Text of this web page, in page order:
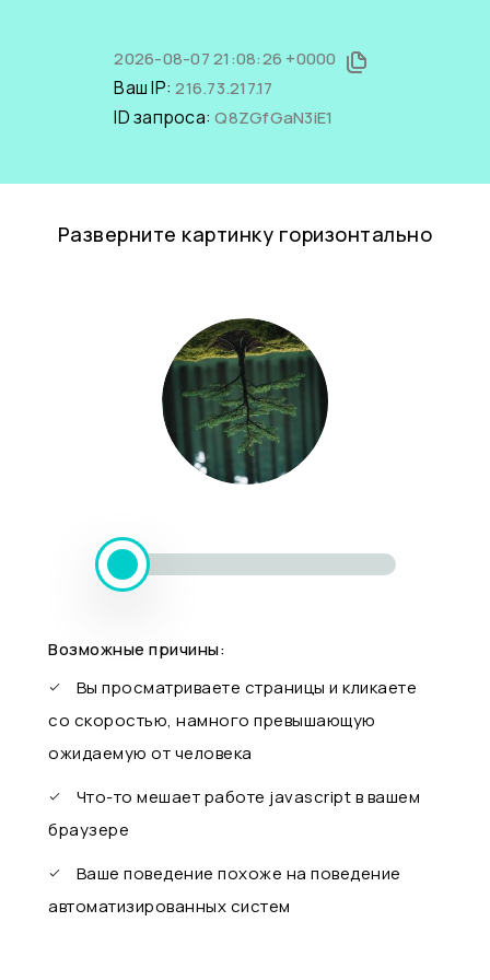
2026-08-07 21:08:26 +0000
Ваш IP:216.73.217.17
ID запроса:Q8ZGfGaN3iE1
Разверните картинку горизонтально
Возможные причины:
Вы просматриваете страницы и кликаете
со скоростью, намного превышающую
ожидаемую от человека
Что-то мешает работе javascript в вашем
браузере
Ваше поведение похоже на поведение
автоматизированных систем